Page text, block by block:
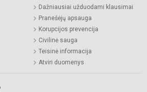
Dažniausiai užduodami klausimai
Pranešėjų apsauga
Korupcijos prevencija
Civilinė sauga
Teisinė informacija
Atviri duomenys